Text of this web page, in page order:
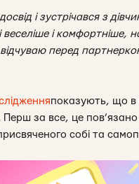
і зустрічався з
і комфортніше,
перед
показують, що в
Перш за все, це
собі та